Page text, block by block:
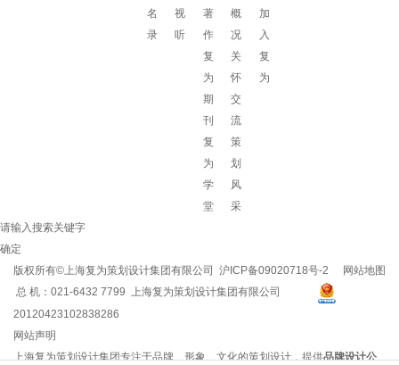
名
录
视
听
著
作
复
为
期
刊
复
为
学
堂
概
况
关
怀
交
流
策
划
风
采
加
入
复
为
请输入搜索关键字
确定
网站地图
版权所有©上海复为策划设计集团有限公司 沪ICP备09020718号-2
总 机：021-6432 7799 上海复为策划设计集团有限公司
20120423102838286
网站声明
上海复为策划设计集团专注于品牌、形象、文化的策划设计，提供品牌设计公